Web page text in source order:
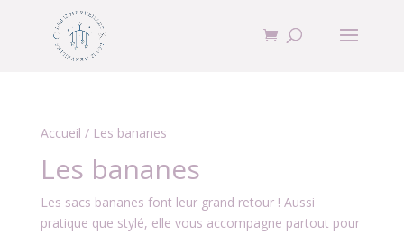
Accueil / Les bananes
Les bananes
Les sacs bananes font leur grand retour ! Aussi
pratique que stylé, elle vous accompagne partout pour